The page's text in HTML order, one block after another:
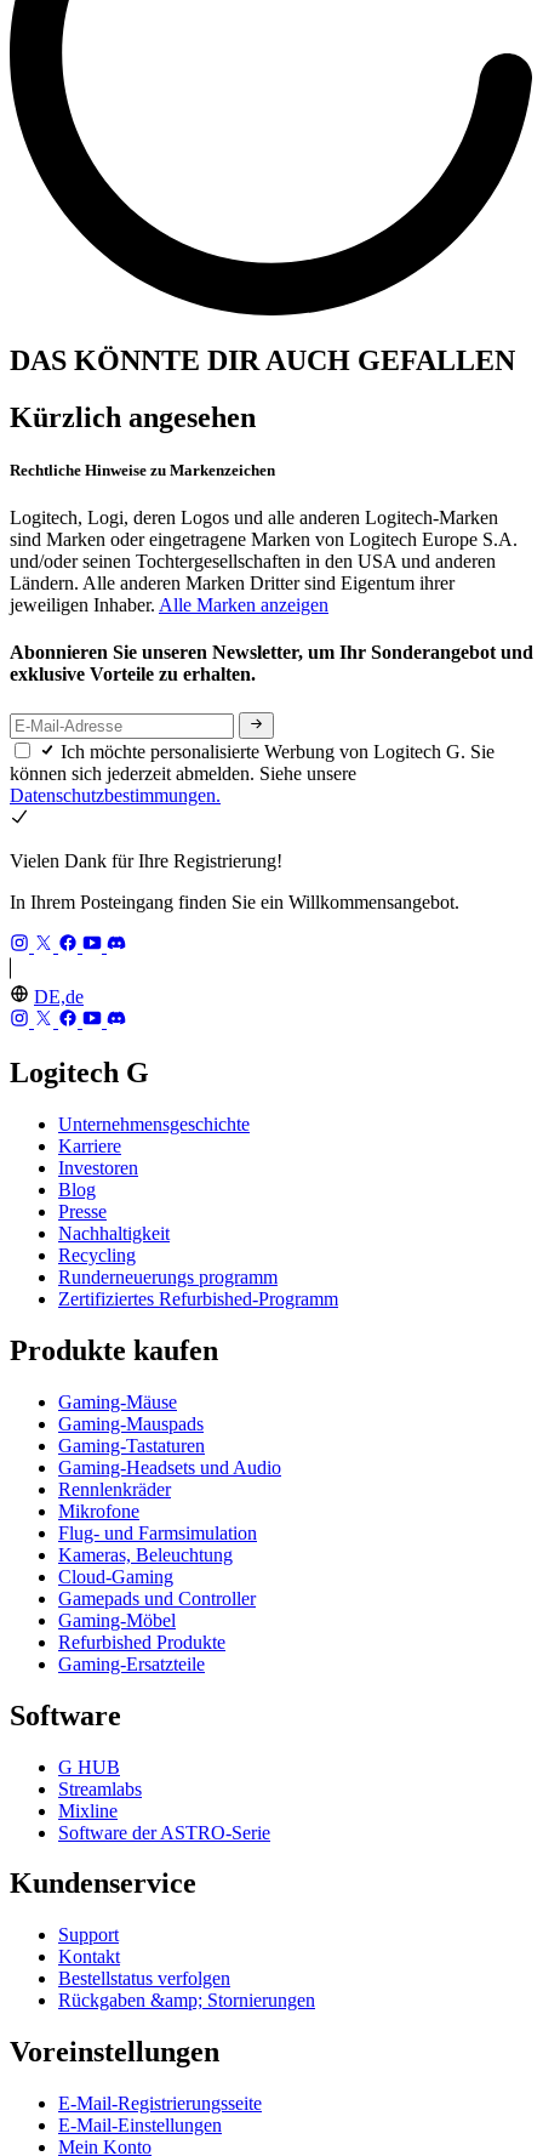
DAS KÖNNTE DIR AUCH GEFALLEN
Kürzlich angesehen
Rechtliche Hinweise zu Markenzeichen
Logitech, Logi, deren Logos und alle anderen Logitech-Marken
sind Marken oder eingetragene Marken von Logitech Europe S.A.
und/oder seinen Tochtergesellschaften in den USA und anderen
Ländern. Alle anderen Marken Dritter sind Eigentum ihrer
jeweiligen Inhaber. Alle Marken anzeigen
Abonnieren Sie unseren Newsletter, um Ihr Sonderangebot und
exklusive Vorteile zu erhalten.
Ich möchte personalisierte Werbung von Logitech G. Sie
können sich jederzeit abmelden. Siehe unsere
Datenschutzbestimmungen.
Vielen Dank für Ihre Registrierung!
In Ihrem Posteingang finden Sie ein Willkommensangebot.
DE,de
Logitech G
Unternehmensgeschichte
Karriere
Investoren
Blog
Presse
Nachhaltigkeit
Recycling
Runderneuerungs programm
Zertifiziertes Refurbished-Programm
Produkte kaufen
Gaming-Mäuse
Gaming-Mauspads
Gaming-Tastaturen
Gaming-Headsets und Audio
Rennlenkräder
Mikrofone
Flug- und Farmsimulation
Kameras, Beleuchtung
Cloud-Gaming
Gamepads und Controller
Gaming-Möbel
Refurbished Produkte
Gaming-Ersatzteile
Software
G HUB
Streamlabs
Mixline
Software der ASTRO-Serie
Kundenservice
Support
Kontakt
Bestellstatus verfolgen
Rückgaben &amp; Stornierungen
Voreinstellungen
E-Mail-Registrierungsseite
E-Mail-Einstellungen
Mein Konto